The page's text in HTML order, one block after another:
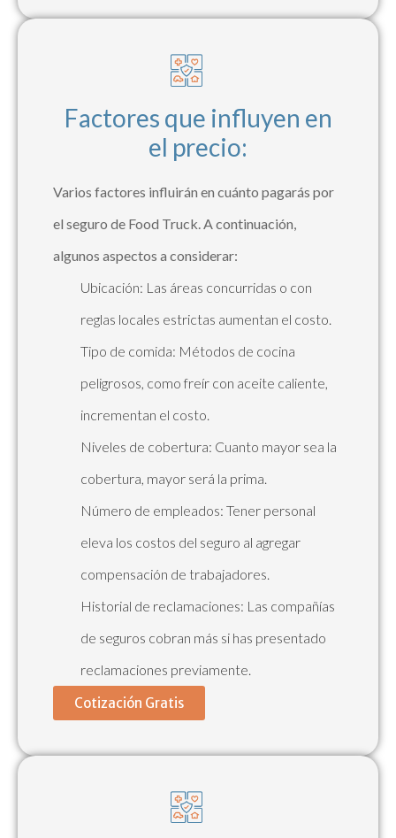
Factores que influyen en
el precio:
Varios factores influirán en cuánto pagarás por
el seguro de Food Truck. A continuación,
algunos aspectos a considerar:
Ubicación: Las áreas concurridas o con
reglas locales estrictas aumentan el costo.
Tipo de comida: Métodos de cocina
peligrosos, como freír con aceite caliente,
incrementan el costo.
Niveles de cobertura: Cuanto mayor sea la
cobertura, mayor será la prima.
Número de empleados: Tener personal
eleva los costos del seguro al agregar
compensación de trabajadores.
Historial de reclamaciones: Las compañías
de seguros cobran más si has presentado
reclamaciones previamente.
Cotización Gratis